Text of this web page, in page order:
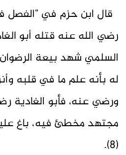
قال ابن حزم في "الفصل
رضي الله عنه قتله أبو
السلمي شهد بيعة
له بأنه علم ما في قلبه
ورضي عنه، فأبو الغادية
مجتهد مخطئ فيه، باغ
(8).